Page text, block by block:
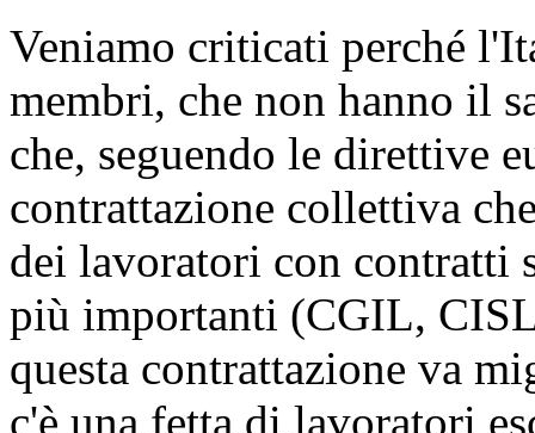
Veniamo criticati perché
membri, che non hanno il
che, seguendo le direttive
contrattazione collettiva
dei lavoratori con contratti
più importanti (CGIL,
questa contrattazione va
c'è una fetta di lavoratori